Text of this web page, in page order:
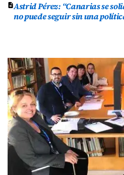
Astrid Pérez: “Canarias se
no puede seguir sin una